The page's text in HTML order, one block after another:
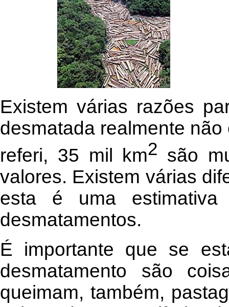
Existem várias razões
desmatada realmente
referi, 35 mil km2 são
valores. Existem várias
esta é uma
desmatamentos.
É importante que se
desmatamento são
queimam, também,